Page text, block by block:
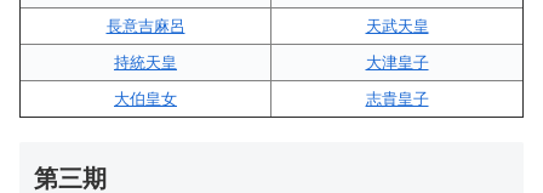
長意吉麻呂
天武天皇
持統天皇
大津皇子
大伯皇女
志貴皇子
第三期